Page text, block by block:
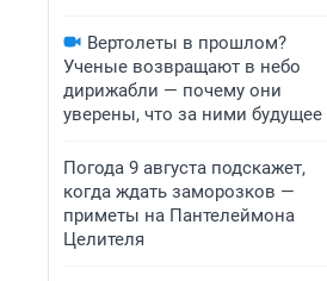
Вертолеты в прошлом?
Ученые возвращают в небо
дирижабли — почему они
уверены, что за ними будущее
Погода 9 августа подскажет,
когда ждать заморозков —
приметы на Пантелеймона
Целителя